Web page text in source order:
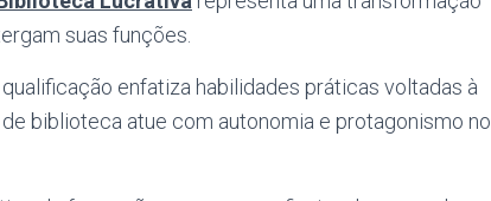
suas funções.
enfatiza habilidades práticas voltadas à
biblioteca atue com autonomia e protagonismo no